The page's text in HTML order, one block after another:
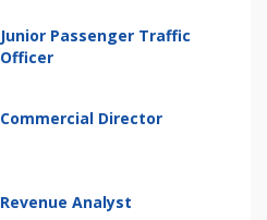
Junior Passenger Traffic
Officer
Commercial Director
Revenue Analyst